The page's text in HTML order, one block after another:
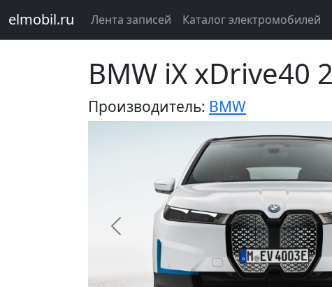
elmobil.ru Лента записей Каталог электромобилей
BMW iX xDrive40
Производитель: BMW
Предыдущий